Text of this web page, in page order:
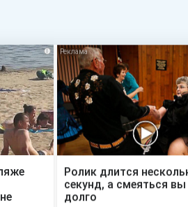
i
Ролик длится
секунд, а смеяться вы
долго